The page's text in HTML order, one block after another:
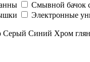
Смывной бачок
Электронные
Серый Синий Хром